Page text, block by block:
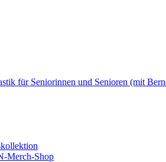
für Seniorinnen und Senioren (mit
Merch-Shop